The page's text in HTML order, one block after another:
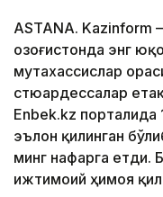
ASTANA. Kazinform
Қозоғистонда энг
мутахассислар
стюардессалар
Enbek.kz
эълон қилинган
минг нафарга етди.
ижтимоий ҳимоя